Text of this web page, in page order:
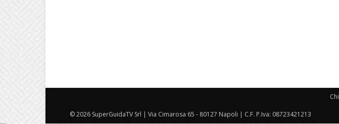
© 2026 SuperGuidaTV Srl | Via Cimarosa 65 - 80127 Napoli | C.F. P.Iva: 08723421213